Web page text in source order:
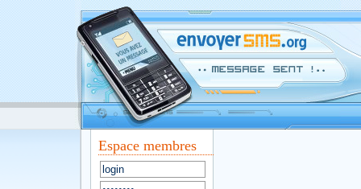
Espace membres